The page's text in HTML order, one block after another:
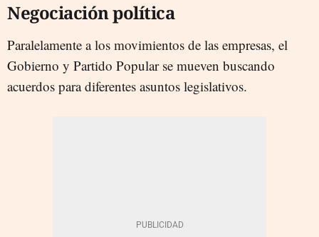
Negociación política
Paralelamente a los movimientos de las empresas, el
Gobierno y Partido Popular se mueven buscando
acuerdos para diferentes asuntos legislativos.